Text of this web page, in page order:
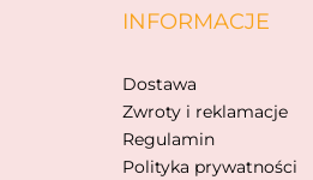
INFORMACJE
Dostawa
Zwroty i reklamacje
Regulamin
Polityka prywatności